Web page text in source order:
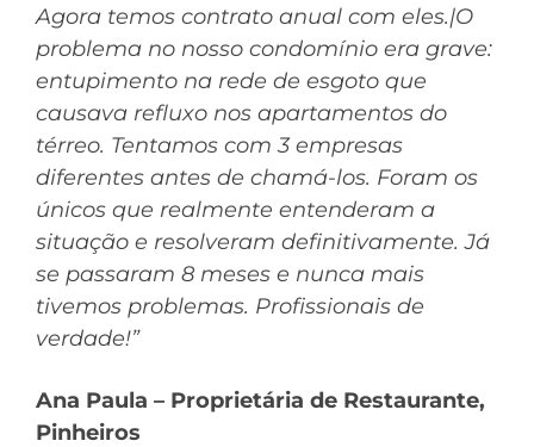
Agora temos contrato anual com eles.|O
problema no nosso condomínio era grave:
entupimento na rede de esgoto que
causava refluxo nos apartamentos do
térreo. Tentamos com 3 empresas
diferentes antes de chamá-los. Foram os
únicos que realmente entenderam a
situação e resolveram definitivamente. Já
se passaram 8 meses e nunca mais
tivemos problemas. Profissionais de
verdade!”
Ana Paula – Proprietária de Restaurante,
Pinheiros